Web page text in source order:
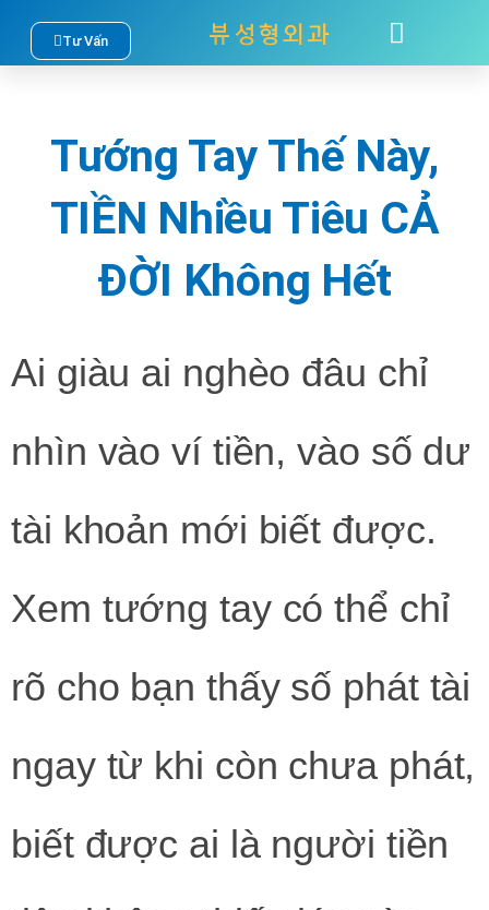
Nhảy
tới
Tư Vấn
Tướng Tay Thế Này,
TIỀN Nhiều Tiêu CẢ
ĐỜI Không Hết
Ai giàu ai nghèo đâu chỉ
nhìn vào ví tiền, vào số dư
tài khoản mới biết được.
Xem tướng tay có thể chỉ
rõ cho bạn thấy số phát tài
ngay từ khi còn chưa phát,
biết được ai là người tiền